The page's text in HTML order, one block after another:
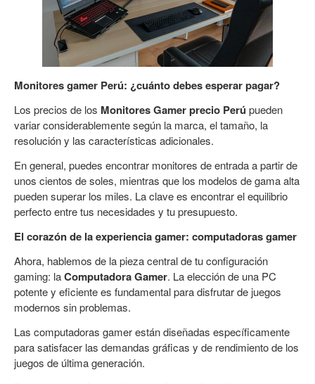
Monitores gamer Perú: ¿cuánto debes esperar pagar?
Los precios de los Monitores Gamer precio Perú pueden
variar considerablemente según la marca, el tamaño, la
resolución y las características adicionales.
En general, puedes encontrar monitores de entrada a partir de
unos cientos de soles, mientras que los modelos de gama alta
pueden superar los miles. La clave es encontrar el equilibrio
perfecto entre tus necesidades y tu presupuesto.
El corazón de la experiencia gamer: computadoras gamer
Ahora, hablemos de la pieza central de tu configuración
gaming: laComputadora Gamer. La elección de una PC
potente y eficiente es fundamental para disfrutar de juegos
modernos sin problemas.
Las computadoras gamer están diseñadas específicamente
para satisfacer las demandas gráficas y de rendimiento de los
juegos de última generación.